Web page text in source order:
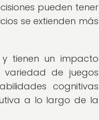
pueden tener
se extienden más
tienen un impacto
de juegos
cognitivas
a lo largo de la